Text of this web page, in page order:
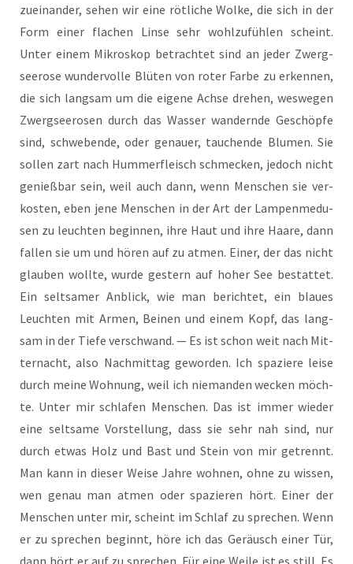
zuein­an­der, sehen wir eine röt­li­che Wol­ke, die sich in der
Form einer fla­chen Lin­se sehr wohl­zu­füh­len scheint.
Unter einem Mikro­skop betrach­tet sind an jeder Zwerg­
see­ro­se wun­der­vol­le Blü­ten von roter Far­be zu erken­nen,
die sich lang­sam um die eige­ne Ach­se dre­hen, wes­we­gen
Zwerg­see­ro­sen durch das Was­ser wan­dern­de Geschöp­fe
sind, schwe­ben­de, oder genau­er, tau­chen­de Blu­men. Sie
sol­len zart nach Hum­mer­fleisch schme­cken, jedoch nicht
genieß­bar sein, weil auch dann, wenn Men­schen sie ver­
kos­ten, eben jene Men­schen in der Art der Lam­pen­me­du­
sen zu leuch­ten begin­nen, ihre Haut und ihre Haa­re, dann
fal­len sie um und hören auf zu atmen. Einer, der das nicht
glau­ben woll­te, wur­de ges­tern auf hoher See bestat­tet.
Ein selt­sa­mer Anblick, wie man berich­tet, ein blau­es
Leuch­ten mit Armen, Bei­nen und einem Kopf, das lang­
sam in der Tie­fe ver­schwand. — Es ist schon weit nach Mit­
ter­nacht, also Nach­mit­tag gewor­den. Ich spa­zie­re lei­se
durch mei­ne Woh­nung, weil ich nie­man­den wecken möch­
te. Unter mir schla­fen Men­schen. Das ist immer wie­der
eine selt­sa­me Vor­stel­lung, dass sie sehr nah sind, nur
durch etwas Holz und Bast und Stein von mir getrennt.
Man kann in die­ser Wei­se Jah­re woh­nen, ohne zu wis­sen,
wen genau man atmen oder spa­zie­ren hört. Einer der
Men­schen unter mir, scheint im Schlaf zu spre­chen. Wenn
er zu spre­chen beginnt, höre ich das Geräusch einer Tür,
dann hört er auf zu spre­chen. Für eine Wei­le ist es still. Es